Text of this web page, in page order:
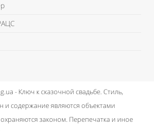
- Ключ к сказочной свадьбе. Стиль,
и содержание являются объектами
законом. Перепечатка и иное